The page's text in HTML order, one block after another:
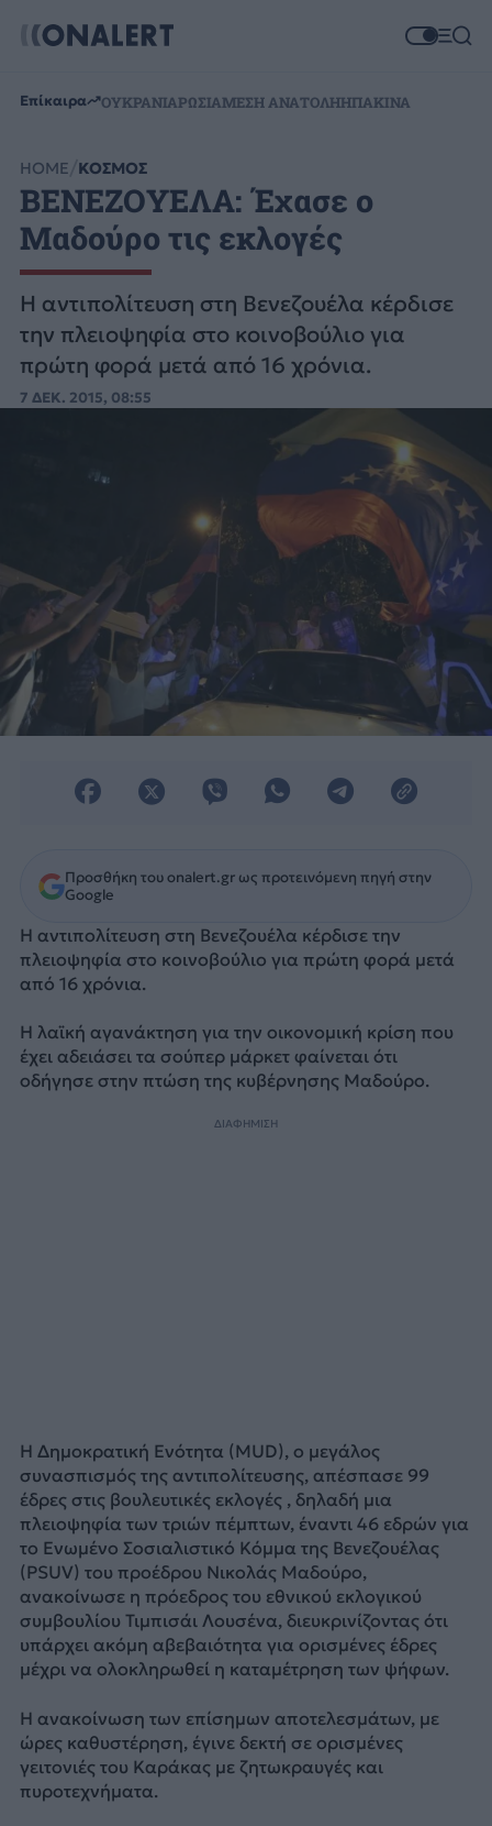
Επίκαιρα ΟΥΚΡΑΝΙΑΡΩΣΙΑΜΕΣΗ ΑΝΑΤΟΛΗΗΠΑΚΙΝΑ
HOME ΚΟΣΜΟΣ
ΒΕΝΕΖΟΥΕΛΑ: Έχασε ο
Μαδούρο τις εκλογές
Η αντιπολίτευση στη Βενεζουέλα κέρδισε
την πλειοψηφία στο κοινοβούλιο για
πρώτη φορά μετά από 16 χρόνια.
7 ΔΕΚ. 2015, 08:55
Προσθήκη του onalert.gr ως προτεινόμενη πηγή στην
Google
Η αντιπολίτευση στη Βενεζουέλα κέρδισε την
πλειοψηφία στο κοινοβούλιο για πρώτη φορά μετά
από 16 χρόνια.
Η λαϊκή αγανάκτηση για την οικονομική κρίση που
έχει αδειάσει τα σούπερ μάρκετ φαίνεται ότι
οδήγησε στην πτώση της κυβέρνησης Μαδούρο.
ΔΙΑΦΗΜΙΣΗ
Η Δημοκρατική Ενότητα (MUD), ο μεγάλος
συνασπισμός της αντιπολίτευσης, απέσπασε 99
έδρες στις βουλευτικές εκλογές , δηλαδή μια
πλειοψηφία των τριών πέμπτων, έναντι 46 εδρών για
το Ενωμένο Σοσιαλιστικό Κόμμα της Βενεζουέλας
(PSUV) του προέδρου Νικολάς Μαδούρο,
ανακοίνωσε η πρόεδρος του εθνικού εκλογικού
συμβουλίου Τιμπισάι Λουσένα, διευκρινίζοντας ότι
υπάρχει ακόμη αβεβαιότητα για ορισμένες έδρες
μέχρι να ολοκληρωθεί η καταμέτρηση των ψήφων.
Η ανακοίνωση των επίσημων αποτελεσμάτων, με
ώρες καθυστέρηση, έγινε δεκτή σε ορισμένες
γειτονιές του Καράκας με ζητωκραυγές και
πυροτεχνήματα.